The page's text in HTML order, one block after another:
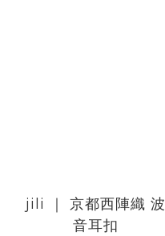
jili ｜ 京都西陣織 波
音耳扣